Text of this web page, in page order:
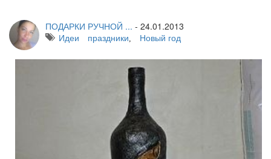
ПОДАРКИ РУЧНОЙ ... - 24.01.2013
Идеи
праздники Новый год